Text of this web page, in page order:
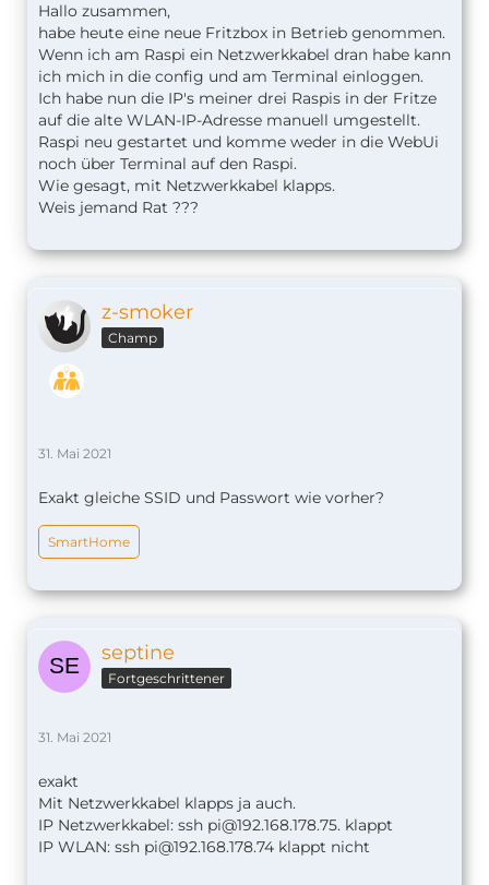
Hallo zusammen,
habe heute eine neue Fritzbox in Betrieb genommen.
Wenn ich am Raspi ein Netzwerkkabel dran habe kann
ich mich in die config und am Terminal einloggen.
Ich habe nun die IP's meiner drei Raspis in der Fritze
auf die alte WLAN-IP-Adresse manuell umgestellt.
Raspi neu gestartet und komme weder in die WebUi
noch über Terminal auf den Raspi.
Wie gesagt, mit Netzwerkkabel klapps.
Weis jemand Rat ???
z-smoker
Champ
31. Mai 2021
Exakt gleiche SSID und Passwort wie vorher?
SmartHome
septine
Fortgeschrittener
31. Mai 2021
exakt
Mit Netzwerkkabel klapps ja auch.
IP Netzwerkkabel: ssh pi@192.168.178.75. klappt
IP WLAN: ssh pi@192.168.178.74 klappt nicht